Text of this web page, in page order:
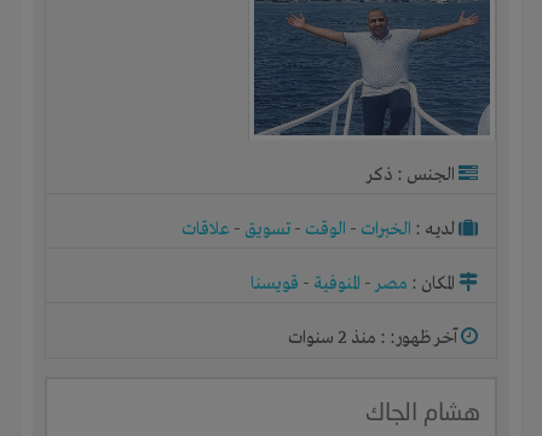
الجنس : ذكر
لديـه : الخبرات - الوقت - تسويق - علاقات
المكان : مصر- المنوفية - قويسنا
آخر ظهور: : منذ 2 سنوات
هشام الجاك